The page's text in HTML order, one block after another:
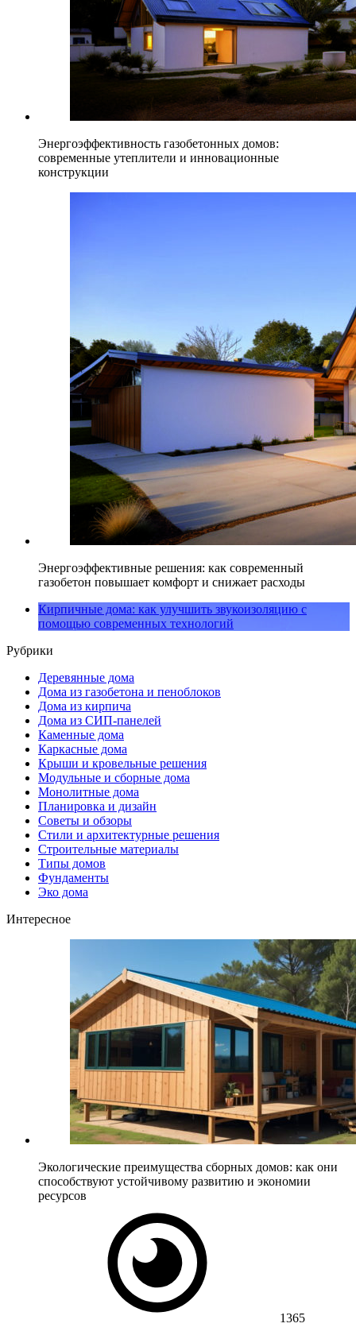
Энергоэффективность газобетонных домов:
современные утеплители и инновационные
конструкции
Энергоэффективные решения: как современный
газобетон повышает комфорт и снижает расходы
Кирпичные дома: как улучшить звукоизоляцию с
помощью современных технологий
Рубрики
Деревянные дома
Дома из газобетона и пеноблоков
Дома из кирпича
Дома из СИП-панелей
Каменные дома
Каркасные дома
Крыши и кровельные решения
Модульные и сборные дома
Монолитные дома
Планировка и дизайн
Советы и обзоры
Стили и архитектурные решения
Строительные материалы
Типы домов
Фундаменты
Эко дома
Интересное
Экологические преимущества сборных домов: как они
способствуют устойчивому развитию и экономии
ресурсов
1365